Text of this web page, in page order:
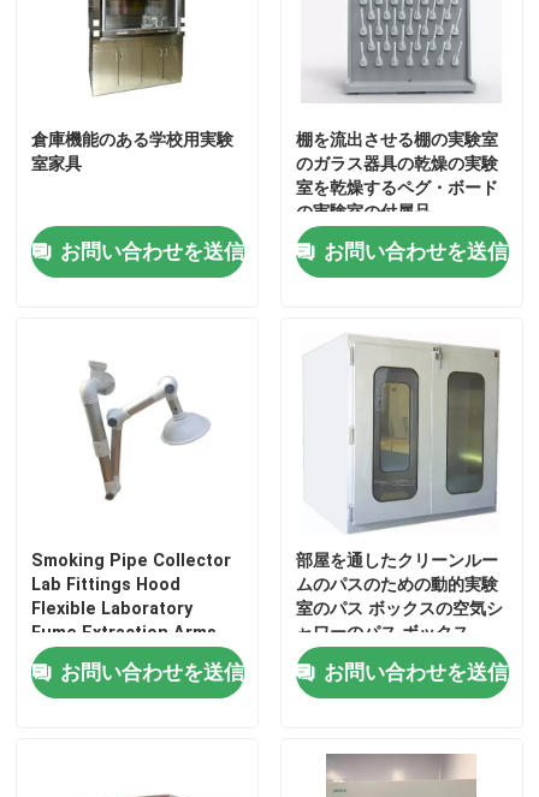
私達について
工場旅行
私達に連絡しなさい
場合
倉庫機能のある学校用実験
室家具
お問い合わせを送信
棚を流出させる棚の実験室
のガラス器具の乾燥の実験
室を乾燥するペグ・ボード
の実験室の付属品
お問い合わせを送信
Smoking Pipe Collector
Lab Fittings Hood
Flexible Laboratory
Fume Extraction Arms
お問い合わせを送信
部屋を通したクリーンルー
ムのパスのための動的実験
室のパス ボックスの空気シ
ャワーのパス ボックス
お問い合わせを送信